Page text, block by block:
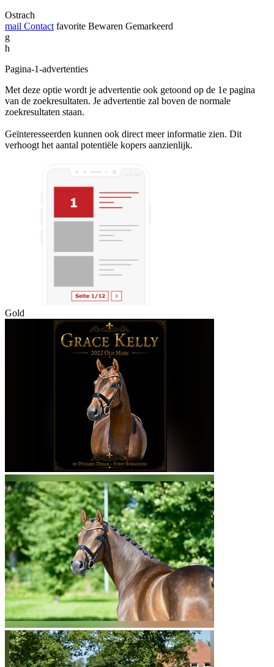
Ostrach
mail Contact favorite Bewaren Gemarkeerd
g
h
Pagina-1-advertenties
Met deze optie wordt je advertentie ook getoond op de 1e pagina
van de zoekresultaten. Je advertentie zal boven de normale
zoekresultaten staan.
Geïnteresseerden kunnen ook direct meer informatie zien. Dit
verhoogt het aantal potentiële kopers aanzienlijk.
Gold